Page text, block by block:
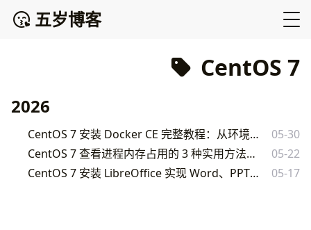
五岁博客
CentOS 7
2026
CentOS 7 安装 Docker CE 完整教程：从环境准备到镜像加速配置
05-30
CentOS 7 查看进程内存占用的 3 种实用方法（top、pmap、ps 详解）
05-22
CentOS 7 安装 LibreOffice 实现 Word、PPT、Excel 转 PDF 完整教程
05-17